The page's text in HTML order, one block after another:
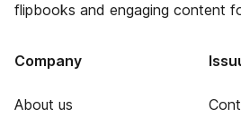
flipbooks and engaging content
Company
About us